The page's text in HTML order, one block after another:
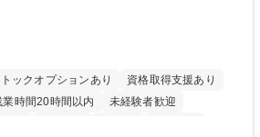
ックオプションあり
資格取得支援あり
業時間20時間以内
未経験者歓迎